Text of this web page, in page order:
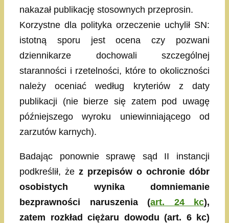
nakazał publikację stosownych przeprosin.
Korzystne dla polityka orzeczenie uchylił SN:
istotną sporu jest ocena czy pozwani
dziennikarze dochowali szczególnej
staranności i rzetelności, które to okoliczności
należy oceniać według kryteriów z daty
publikacji (nie bierze się zatem pod uwagę
późniejszego wyroku uniewinniającego od
zarzutów karnych).
Badając ponownie sprawę sąd II instancji
podkreślił, że z przepisów o ochronie dóbr
osobistych wynika domniemanie
bezprawności naruszenia (art. 24 kc),
zatem rozkład ciężaru dowodu (art. 6 kc)